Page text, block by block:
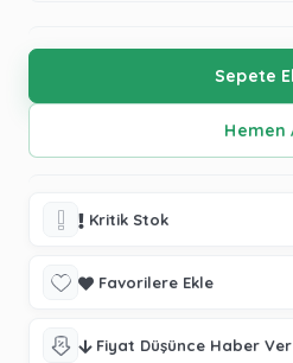
Kritik Stok
Favorilere Ekle
Fiyat Düşünce Haber Ver